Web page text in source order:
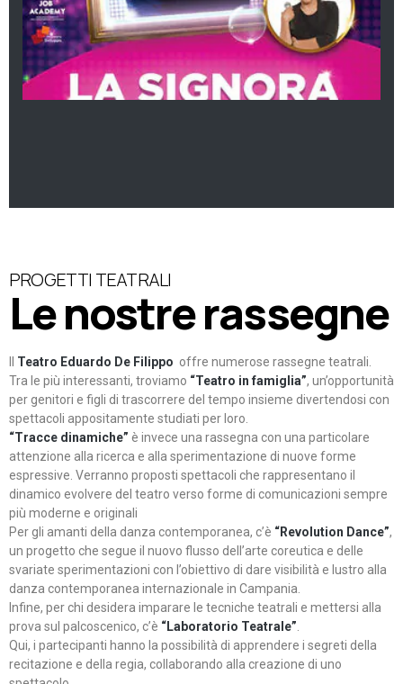
PROGETTI TEATRALI
Le nostre rassegne
Teatro Eduardo De Filippo offre numerose rassegne teatrali.
Tra le più interessanti, troviamo “Teatro in famiglia”, un’opportunità
per genitori e figli di trascorrere del tempo insieme divertendosi con
spettacoli appositamente studiati per loro.
“Tracce dinamiche” è invece una rassegna con una particolare
attenzione alla ricerca e alla sperimentazione di nuove forme
espressive. Verranno proposti spettacoli che rappresentano il
dinamico evolvere del teatro verso forme di comunicazioni sempre
più moderne e originali
Per gli amanti della danza contemporanea, c’è “Revolution Dance”,
un progetto che segue il nuovo flusso dell’arte coreutica e delle
svariate sperimentazioni con l’obiettivo di dare visibilità e lustro alla
danza contemporanea internazionale in Campania.
Infine, per chi desidera imparare le tecniche teatrali e mettersi alla
prova sul palcoscenico, c’è “Laboratorio Teatrale”
Qui, i partecipanti hanno la possibilità di apprendere i segreti della
recitazione e della regia, collaborando alla creazione di uno